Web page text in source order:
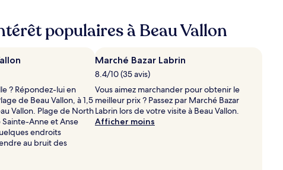
populaires à Beau Vallon
? Répondez-lui en
de Beau Vallon, à 1,5
Vallon. Plage de North
Sainte-Anne et Anse
endroits
au bruit des
Marché Bazar Labrin
8.4/10 (35 avis)
Vous aimez marchander pour obtenir le
meilleur prix ? Passez par Marché Bazar
Labrin lors de votre visite à Beau Vallon.
Afficher moins